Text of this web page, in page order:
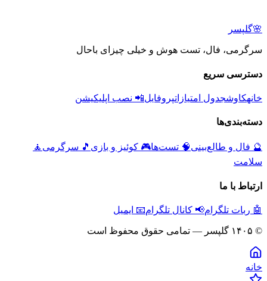
🌸گلپسر
سرگرمی، فال، تست هوش و خیلی چیزای باحال
دسترسی سریع
خانهکاوشجدول امتیازاتپروفایل📲 نصب اپلیکیشن
دسته‌بندی‌ها
🔮 فال و طالع‌بینی🧠 تست‌ها🎮 کوئیز و بازی 🎵 سرگرمی 🧘
سلامت
ارتباط با ما
🤖 ربات تلگرام📢 کانال تلگرام📧 ایمیل
© ۱۴۰۵ گلپسر — تمامی حقوق محفوظ است
خانه